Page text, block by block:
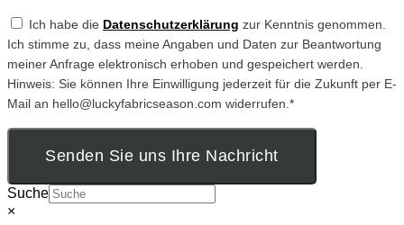
Ich habe die Datenschutzerklärung zur Kenntnis genommen.
Ich stimme zu, dass meine Angaben und Daten zur Beantwortung
meiner Anfrage elektronisch erhoben und gespeichert werden.
Hinweis: Sie können Ihre Einwilligung jederzeit für die Zukunft per E-
Mail an hello@luckyfabricseason.com widerrufen.*
Senden Sie uns Ihre Nachricht
Suche
×